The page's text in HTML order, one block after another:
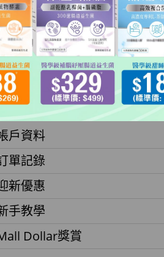
員
戶資料
單記錄
新優惠
手教學
Dollar獎賞